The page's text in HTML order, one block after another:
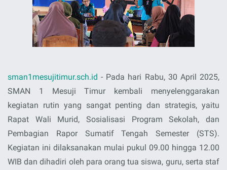
sman1mesujitimur.sch.id - Pada hari Rabu, 30 April 2025,
SMAN 1 Mesuji Timur kembali menyelenggarakan
kegiatan rutin yang sangat penting dan strategis, yaitu
Rapat Wali Murid, Sosialisasi Program Sekolah, dan
Pembagian Rapor Sumatif Tengah Semester (STS).
Kegiatan ini dilaksanakan mulai pukul 09.00 hingga 12.00
WIB dan dihadiri oleh para orang tua siswa, guru, serta staf